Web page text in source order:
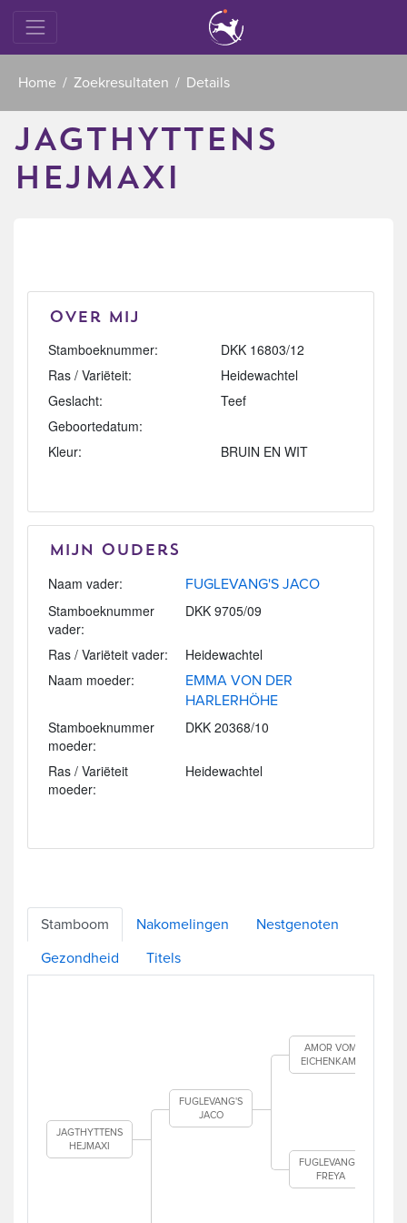
Home Zoekresultaten Details
JAGTHYTTENS
HEJMAXI
Over mij
Stamboeknummer:
DKK 16803/12
Ras / Variëteit:
Heidewachtel
Geslacht:
Teef
Geboortedatum:
Kleur:
BRUIN EN WIT
Mijn Ouders
Naam vader: FUGLEVANG'S JACO
Stamboeknummer
vader:
DKK 9705/09
Ras / Variëteit vader:
Heidewachtel
Naam moeder:
EMMA VON DER
HARLERHÖHE
Stamboeknummer
moeder:
DKK 20368/10
Ras / Variëteit
moeder:
Heidewachtel
Stamboom Nakomelingen Nestgenoten
Gezondheid Titels
JAGTHYTTENS
HEJMAXI
FUGLEVANG'S
JACO
AMOR VOM
EICHENKAMP
FUGLEVANG'S
FREYA